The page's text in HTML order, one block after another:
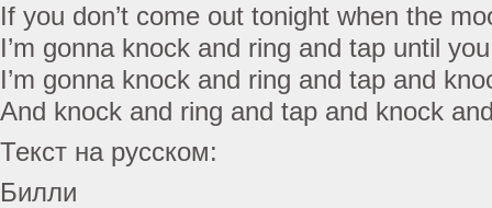
If you don’t come out tonight when the
I’m gonna knock and ring and tap until
I’m gonna knock and ring and tap and
And knock and ring and tap and knock
Текст на русском:
Билли